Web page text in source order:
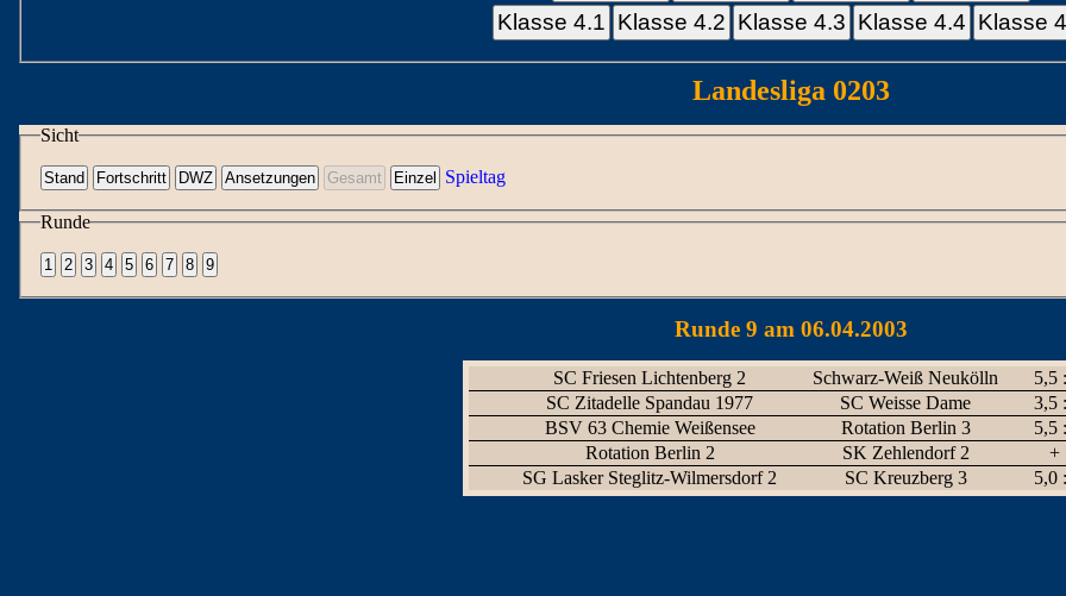
Klasse 4.1 Klasse 4.2 Klasse 4.3 Klasse 4.4 Klasse
Landesliga 0203
Sicht
Spieltag
Runde
Runde 9 am 06.04.2003
SC Friesen Lichtenberg 2 Schwarz-Weiß Neukölln
5,5
SC Zitadelle Spandau 1977
SC Weisse Dame
3,5
BSV 63 Chemie Weißensee
Rotation Berlin 3
5,5
Rotation Berlin 2
SK Zehlendorf 2
+
SG Lasker Steglitz-Wilmersdorf 2
SC Kreuzberg 3 5,0